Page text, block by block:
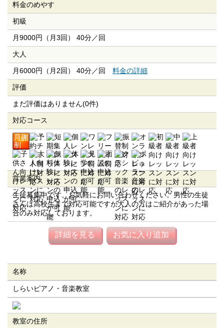
料金のめやす
初級
月9000円（月3回） 40分／回
大人
月6000円（月2回） 40分／回 料金の詳細
評価
まだ評価はありません(0件)
対応コース
営業案内
生徒募集中です。お気軽にお問い合わせください。男性の生徒
さんは高校生まで対応可能ですが大人の方はご紹介があった場
合のみ対応しております。
詳細を見る お気に入り追加
名称
しらいピアノ・音楽教室
教室の住所